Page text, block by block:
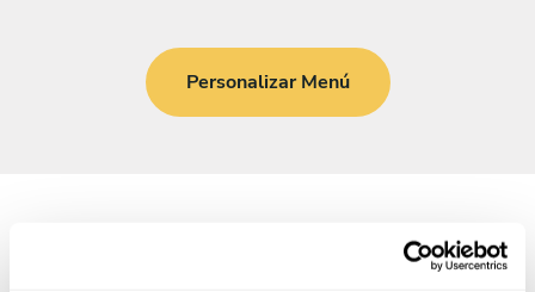
Personalizar Menú
Preguntas frecuentes